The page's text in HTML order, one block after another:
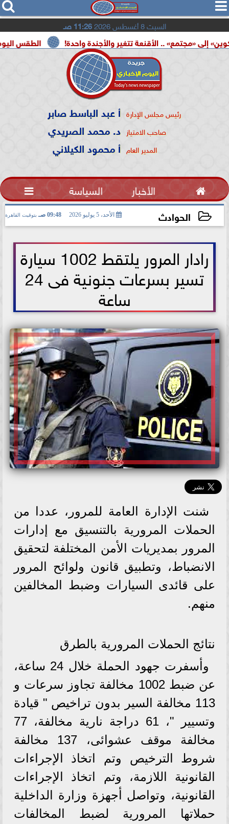
  
السبت 8 أغسطس 2026 11:26 صـ
الطقس اليوم.. شديد .. الأقنعة تتغير والأجندة واحدة!
رئيس مجلس الإدارة أ عبد الباسط صابر
صاحب الامتياز د. محمد الصريدي
المدير العام أ محمود الكيلاني
 الأخبار السياسة 
الحوادث الأحد، 5 يوليو 2026 09:48 صـ بتوقيت القاهرة
رادار المرور يلتقط 1002 سيارة
تسير بسرعات جنونية فى 24
ساعة
شنت الإدارة العامة للمرور، عددا من
الحملات المرورية بالتنسيق مع إدارات
المرور بمديريات الأمن المختلفة لتحقيق
الانضباط، وتطبيق قانون ولوائح المرور
على قائدى السيارات وضبط المخالفين
منهم.
نتائج الحملات المرورية بالطرق
وأسفرت جهود الحملة خلال 24 ساعة،
عن ضبط 1002 مخالفة تجاوز سرعات و
113 مخالفة السير بدون تراخيص " قيادة
وتسيير "، 61 دراجة نارية مخالفة، 77
مخالفة موقف عشوائى، 137 مخالفة
شروط الترخيص وتم اتخاذ الإجراءات
القانونية اللازمة، وتم اتخاذ الإجراءات
القانونية، وتواصل أجهزة وزارة الداخلية
حملاتها المرورية لضبط المخالفات